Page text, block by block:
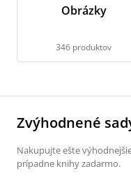
Obrázky
346 produktov
Zvýhodnené
Nakupujte ešte
prípadne knihy zadarmo.